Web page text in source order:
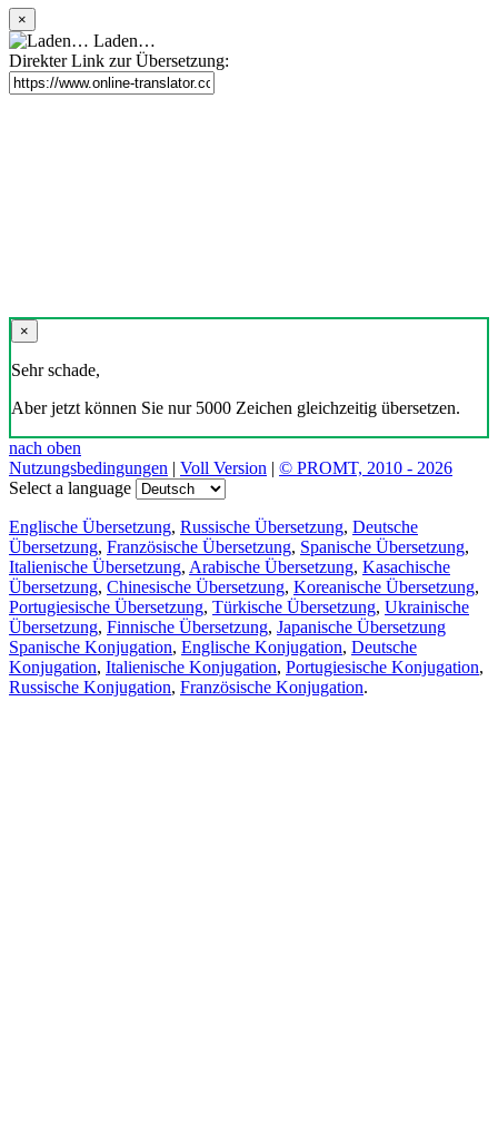
×
Laden…
Direkter Link zur Übersetzung:
×
Sehr schade,
Aber jetzt können Sie nur 5000 Zeichen gleichzeitig übersetzen.
nach oben
Nutzungsbedingungen | Voll Version | © PROMT, 2010 - 2026
Select a language
Englische Übersetzung, Russische Übersetzung, Deutsche
Übersetzung, Französische Übersetzung, Spanische Übersetzung,
Italienische Übersetzung, Arabische Übersetzung, Kasachische
Übersetzung, Chinesische Übersetzung, Koreanische Übersetzung,
Portugiesische Übersetzung, Türkische Übersetzung, Ukrainische
Übersetzung, Finnische Übersetzung, Japanische Übersetzung
Spanische Konjugation, Englische Konjugation, Deutsche
Konjugation, Italienische Konjugation, Portugiesische Konjugation,
Russische Konjugation, Französische Konjugation.